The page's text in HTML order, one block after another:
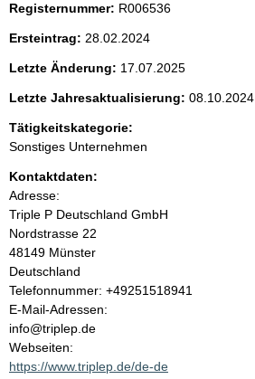
i
t
e
n
i
n
h
a
l
t
Registernummer: R006536
Ersteintrag: 28.02.2024
Letzte Änderung: 17.07.2025
Letzte Jahresaktualisierung: 08.10.2024
Tätigkeitskategorie:
Sonstiges Unternehmen
Kontaktdaten:
Adresse:
Triple P Deutschland GmbH
Nordstrasse 22
48149 Münster
Deutschland
K
o
n
t
a
Telefonnummer: +49251518941
E-Mail-Adressen:
info@triplep.de
Webseiten:
https://www.triplep.de/de-de